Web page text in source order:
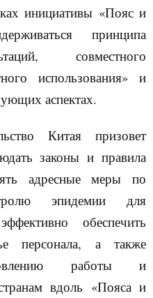
инициативы «Пояс и
принципа
совместного
использования» и
аспектах.
Китая призовет
законы и правила
адресные меры по
эпидемии для
обеспечить
персонала, а также
работы и
вдоль «Пояса и